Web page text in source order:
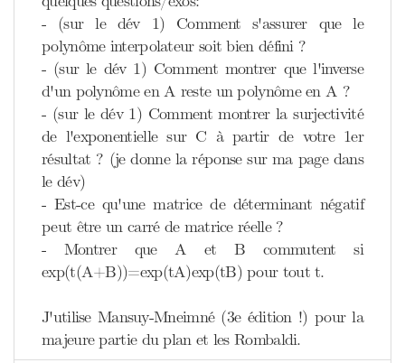
- (sur le dév 1) Comment s'assurer que le
polynôme interpolateur soit bien défini ?
- (sur le dév 1) Comment montrer que l'inverse
d'un polynôme en A reste un polynôme en A ?
- (sur le dév 1) Comment montrer la surjectivité
de l'exponentielle sur C à partir de votre 1er
résultat ? (je donne la réponse sur ma page dans
le dév)
- Est-ce qu'une matrice de déterminant négatif
peut être un carré de matrice réelle ?
- Montrer que A et B commutent si
exp(t(A+B))=exp(tA)exp(tB) pour tout t.
J'utilise Mansuy-Mneimné (3e édition !) pour la
majeure partie du plan et les Rombaldi.